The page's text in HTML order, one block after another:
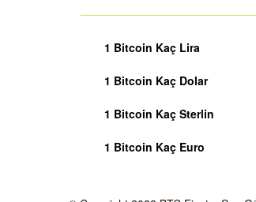
1 Bitcoin Kaç Lira
1 Bitcoin Kaç Dolar
1 Bitcoin Kaç Sterlin
1 Bitcoin Kaç Euro